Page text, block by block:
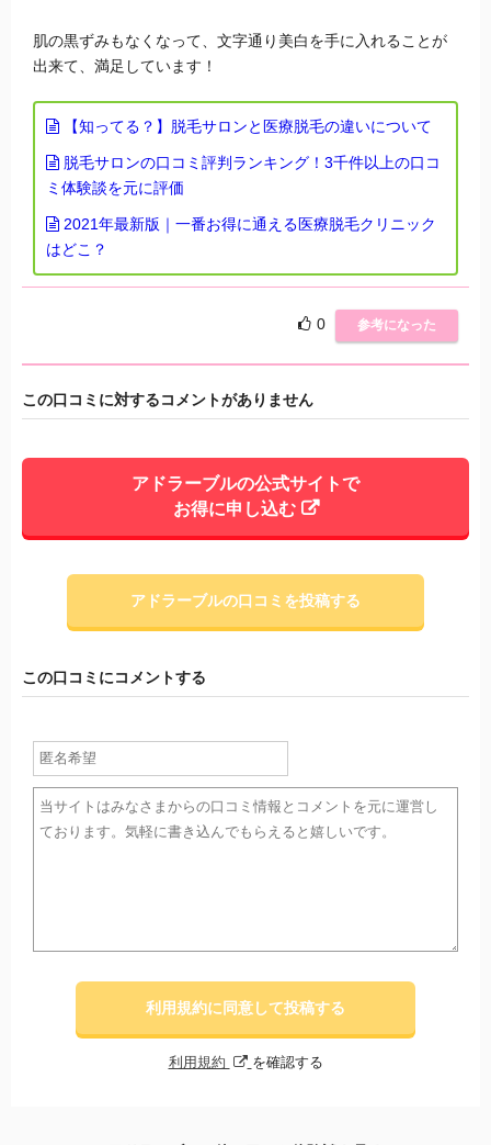
肌の黒ずみもなくなって、文字通り美白を手に入れることが
出来て、満足しています！
【知ってる？】脱毛サロンと医療脱毛の違いについて
脱毛サロンの口コミ評判ランキング！3千件以上の口コ
ミ体験談を元に評価
2021年最新版｜一番お得に通える医療脱毛クリニック
はどこ？
0 参考になった
この口コミに対するコメントがありません
アドラーブルの公式サイトで
お得に申し込む
アドラーブルの口コミを投稿する
この口コミにコメントする
利用規約に同意して投稿する
利用規約 を確認する